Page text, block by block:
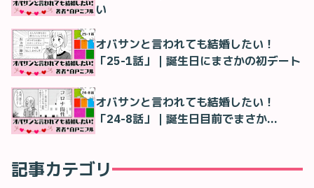
い
オバサンと言われても結婚したい！
「25-1話」｜誕生日にまさかの初デート
オバサンと言われても結婚したい！
「24-8話」｜誕生日目前でまさか…
記事カテゴリ